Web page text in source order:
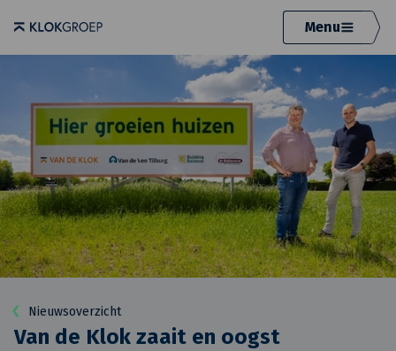
Menu
Nieuwsoverzicht
Van de Klok zaait en oogst